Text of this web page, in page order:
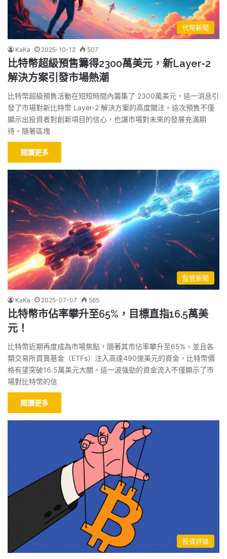
代幣新聞
KaKa 2025-10-12 507
比特幣超級預售籌得2300萬美元，新Layer-2
解決方案引發市場熱潮
比特幣超級預售活動在短短時間內籌集了 2300萬美元，這一消息引
發了市場對新比特幣 Layer-2 解決方案的高度關注。這次預售不僅
顯示出投資者對創新項目的信心，也讓市場對未來的發展充滿期
待。隨著區塊
閱讀更多
監管新聞
KaKa 2025-07-07 565
比特幣市佔率攀升至65%，目標直指16.5萬美
元！
比特幣近期再度成為市場焦點，隨著其市佔率攀升至65%，並且各
類交易所買賣基金（ETFs）注入高達490億美元的資金，比特幣價
格有望突破16.5萬美元大關。這一波強勁的資金流入不僅顯示了市
場對比特幣的信
閱讀更多
投資評論